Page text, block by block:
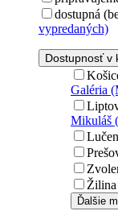
dostupná
vypredaných)
Dostupnosť v
Galéria
Mikuláš
Ďalšie